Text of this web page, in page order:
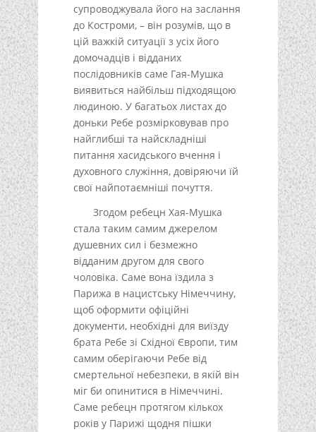
супроводжувала його на заслання
до Костроми, – він розумів, що в
цій важкій ситуації з усіх його
домочадців і відданих
послідовників саме Гая-Мушка
виявиться найбільш підходящою
людиною. У багатьох листах до
доньки Ребе розмірковував про
найглибші та найскладніші
питання хасидського вчення і
духовного служіння, довіряючи їй
свої найпотаємніші почуття.
Згодом ребецн Хая-Мушка
стала таким самим джерелом
душевних сил і безмежно
відданим другом для свого
чоловіка. Саме вона їздила з
Парижа в нацистську Німеччину,
щоб оформити офіційні
документи, необхідні для виїзду
брата Ребе зі Східної Європи, тим
самим оберігаючи Ребе від
смертельної небезпеки, в якій він
міг би опинитися в Німеччині.
Саме ребецн протягом кількох
років у Парижі щодня пішки